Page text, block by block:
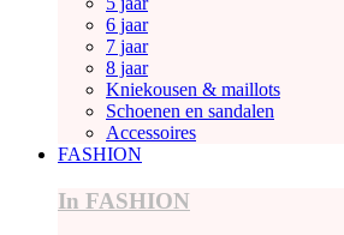
6 jaar
7 jaar
8 jaar
Kniekousen & maillots
Schoenen en sandalen
Accessoires
FASHION
In FASHION